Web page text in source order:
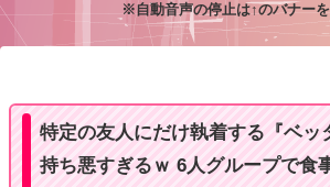
※自動音声の停止は↑のバナー
特定の友人にだけ執着する『ベッ
持ち悪すぎるｗ 6人グループで食